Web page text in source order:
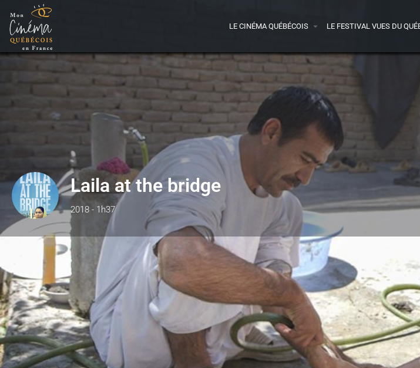
LE CINÉMA QUÉBÉCOIS LE FESTIVAL VUES DU
Laila at the bridge
2018 - 1h37
Détails Bande-annonce
J'aime Donnez votre
Réalisé par :